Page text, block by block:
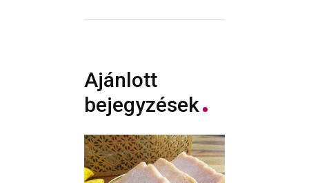
Ajánlott
bejegyzések